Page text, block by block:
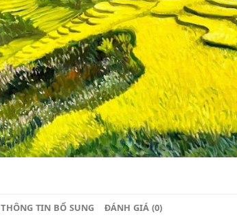
THÔNG TIN BỔ SUNG ĐÁNH GIÁ (0)